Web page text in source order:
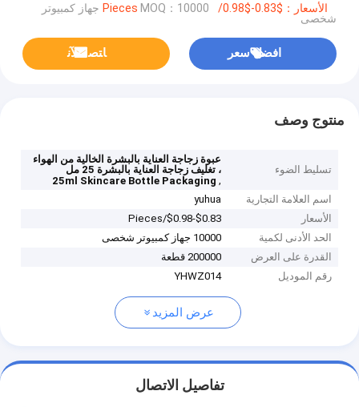
الأسعار：$0.83-$0.98/Pieces MOQ：10000 جهاز كمبيوتر
شخصى
افضل سعر ﺎﺘﺼﻟ ﺍﻶﻧ
منتوج وصف
تسليط الضوء
عبوة زجاجة العناية بالبشرة الخالية من الهواء
، تغليف زجاجة العناية بالبشرة 25 مل
,
25ml Skincare Bottle Packaging
اسم العلامة التجارية
yuhua
الأسعار
$0.83-$0.98/Pieces
الحد الأدنى لكمية
10000 جهاز كمبيوتر شخصى
القدرة على العرض
200000 قطعة
رقم الموديل
YHWZ014
عرض المزيد
تفاصيل الاتصال